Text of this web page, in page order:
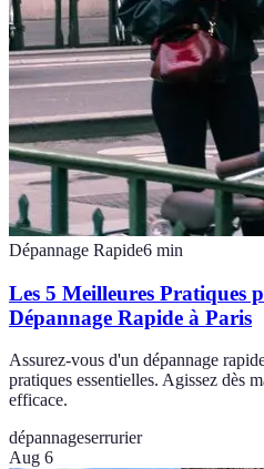
Dépannage Rapide6 min
Les 5 Meilleures Pratiques
Dépannage Rapide à Paris
Assurez-vous d'un dépannage
pratiques essentielles. Agissez dès
efficace.
dépannageserrurier
Aug 6